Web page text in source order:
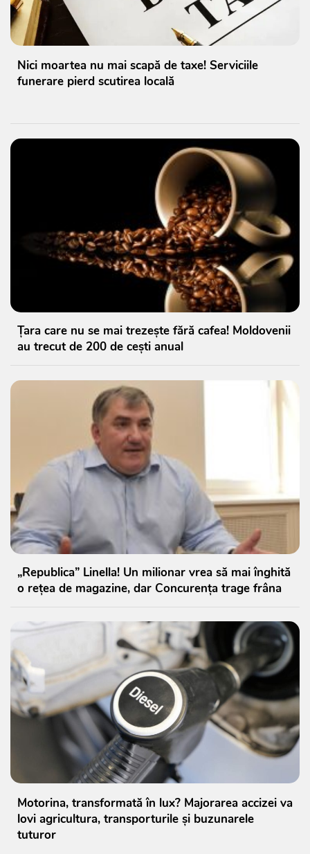
Nici moartea nu mai scapă de taxe! Serviciile
funerare pierd scutirea locală
Țara care nu se mai trezește fără cafea! Moldovenii
au trecut de 200 de cești anual
„Republica” Linella! Un milionar vrea să mai înghită
o rețea de magazine, dar Concurența trage frâna
Motorina, transformată în lux? Majorarea accizei va
lovi agricultura, transporturile și buzunarele
tuturor